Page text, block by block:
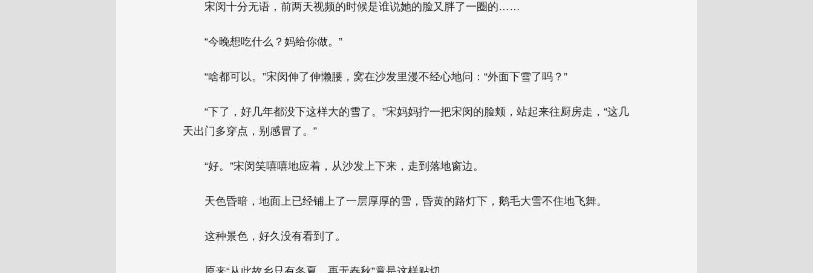
宋闵十分无语，前两天视频的时候是谁说她的脸又胖了一圈的……
“今晚想吃什么？妈给你做。”
“啥都可以。”宋闵伸了伸懒腰，窝在沙发里漫不经心地问：“外面下雪了吗？”
“下了，好几年都没下这样大的雪了。”宋妈妈拧一把宋闵的脸颊，站起来往厨房走，“这几
天出门多穿点，别感冒了。”
“好。”宋闵笑嘻嘻地应着，从沙发上下来，走到落地窗边。
天色昏暗，地面上已经铺上了一层厚厚的雪，昏黄的路灯下，鹅毛大雪不住地飞舞。
这种景色，好久没有看到了。